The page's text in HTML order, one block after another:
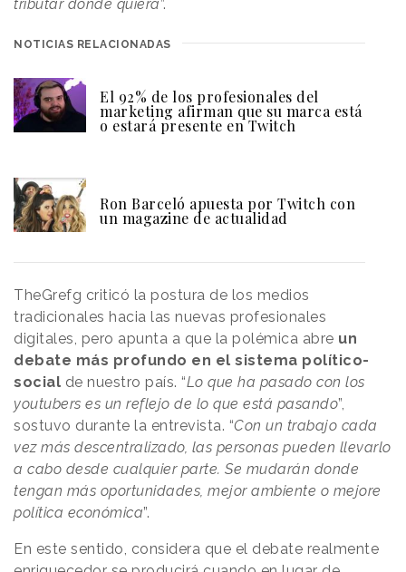
tributar donde quiera”.
NOTICIAS RELACIONADAS
El 92% de los profesionales del
marketing afirman que su marca está
o estará presente en Twitch
Ron Barceló apuesta por Twitch con
un magazine de actualidad
TheGrefg criticó la postura de los medios
tradicionales hacia las nuevas profesionales
digitales, pero apunta a que la polémica abre un
debate más profundo en el sistema político-
social de nuestro país. “Lo que ha pasado con los
youtubers es un reflejo de lo que está pasando”,
sostuvo durante la entrevista. “Con un trabajo cada
vez más descentralizado, las personas pueden llevarlo
a cabo desde cualquier parte. Se mudarán donde
tengan más oportunidades, mejor ambiente o mejore
política económica”.
En este sentido, considera que el debate realmente